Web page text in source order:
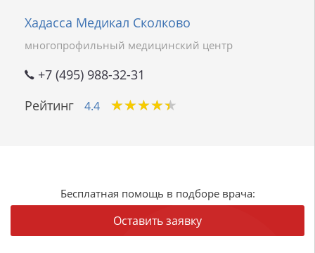
Хадасса Медикал Сколково
многопрофильный медицинский центр
+7 (495) 988-32-31
Рейтинг
4.4 ★★★★★
★★★★★
Бесплатная помощь в подборе врача:
Оставить заявку